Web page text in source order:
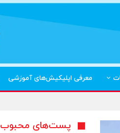
معرفی اپلیکیش‌های آموزشی
پست‌های محبوب